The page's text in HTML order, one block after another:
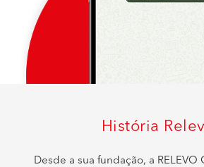
História
Desde a sua fundação, a RELEVO